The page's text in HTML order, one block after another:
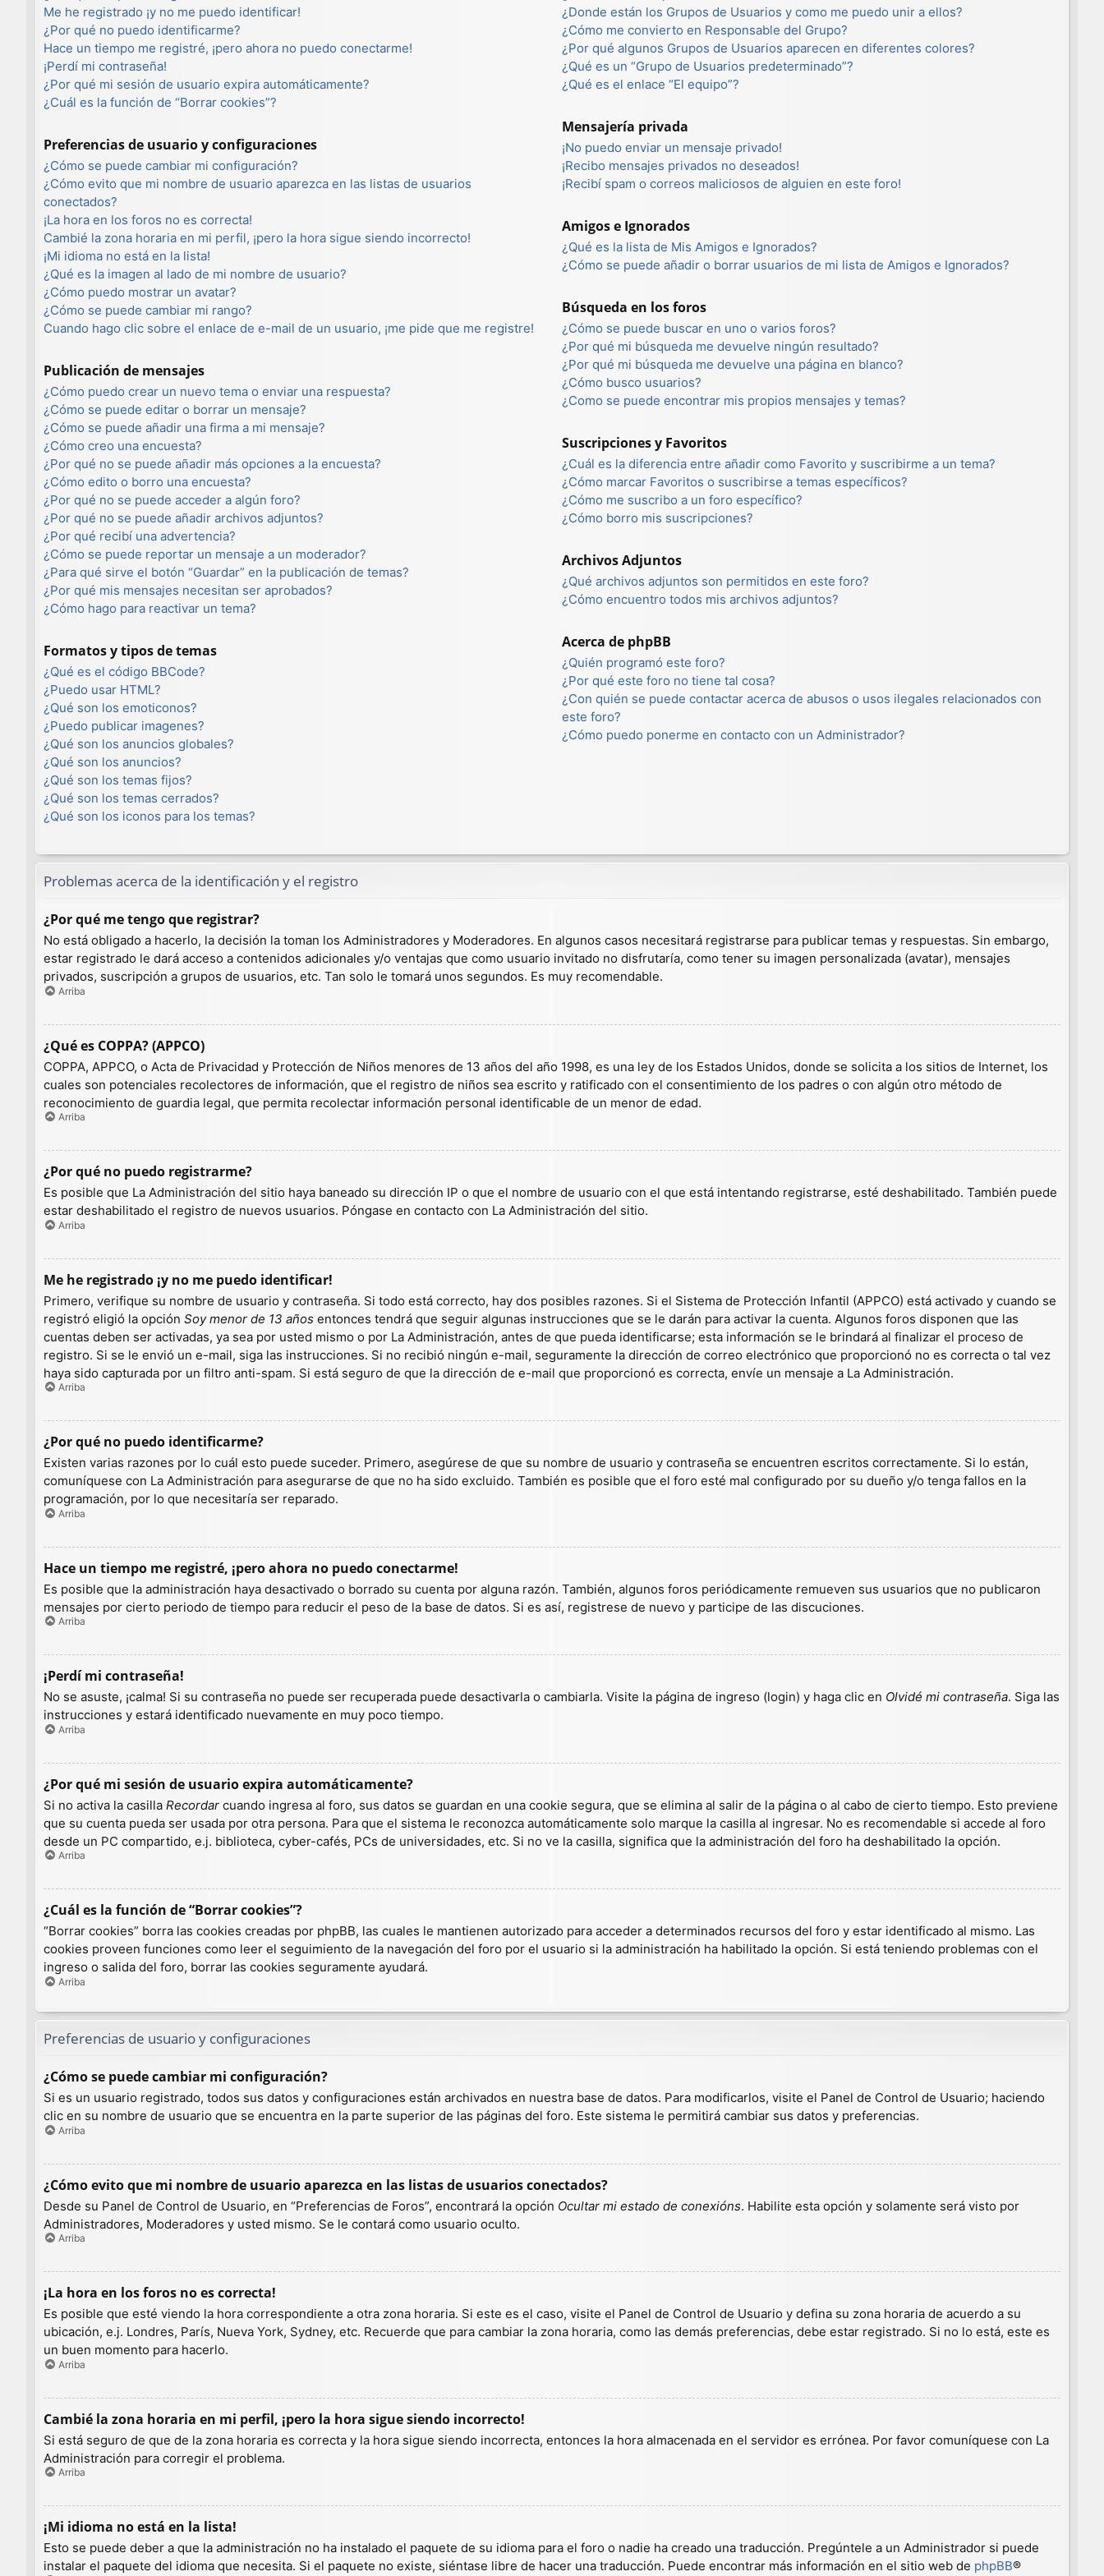
Me he registrado ¡y no me puedo identificar!
¿Por qué no puedo identificarme?
Hace un tiempo me registré, ¡pero ahora no puedo conectarme!
¡Perdí mi contraseña!
¿Por qué mi sesión de usuario expira automáticamente?
¿Cuál es la función de “Borrar cookies”?
Preferencias de usuario y configuraciones
¿Cómo se puede cambiar mi configuración?
¿Cómo evito que mi nombre de usuario aparezca en las listas de usuarios
conectados?
¡La hora en los foros no es correcta!
Cambié la zona horaria en mi perfil, ¡pero la hora sigue siendo incorrecto!
¡Mi idioma no está en la lista!
¿Qué es la imagen al lado de mi nombre de usuario?
¿Cómo puedo mostrar un avatar?
¿Cómo se puede cambiar mi rango?
Cuando hago clic sobre el enlace de e-mail de un usuario, ¡me pide que me registre!
Publicación de mensajes
¿Cómo puedo crear un nuevo tema o enviar una respuesta?
¿Cómo se puede editar o borrar un mensaje?
¿Cómo se puede añadir una firma a mi mensaje?
¿Cómo creo una encuesta?
¿Por qué no se puede añadir más opciones a la encuesta?
¿Cómo edito o borro una encuesta?
¿Por qué no se puede acceder a algún foro?
¿Por qué no se puede añadir archivos adjuntos?
¿Por qué recibí una advertencia?
¿Cómo se puede reportar un mensaje a un moderador?
¿Para qué sirve el botón “Guardar” en la publicación de temas?
¿Por qué mis mensajes necesitan ser aprobados?
¿Cómo hago para reactivar un tema?
Formatos y tipos de temas
¿Qué es el código BBCode?
¿Puedo usar HTML?
¿Qué son los emoticonos?
¿Puedo publicar imagenes?
¿Qué son los anuncios globales?
¿Qué son los anuncios?
¿Qué son los temas fijos?
¿Qué son los temas cerrados?
¿Qué son los iconos para los temas?
¿Donde están los Grupos de Usuarios y como me puedo unir a ellos?
¿Cómo me convierto en Responsable del Grupo?
¿Por qué algunos Grupos de Usuarios aparecen en diferentes colores?
¿Qué es un “Grupo de Usuarios predeterminado”?
¿Qué es el enlace “El equipo”?
Mensajería privada
¡No puedo enviar un mensaje privado!
¡Recibo mensajes privados no deseados!
¡Recibí spam o correos maliciosos de alguien en este foro!
Amigos e Ignorados
¿Qué es la lista de Mis Amigos e Ignorados?
¿Cómo se puede añadir o borrar usuarios de mi lista de Amigos e Ignorados?
Búsqueda en los foros
¿Cómo se puede buscar en uno o varios foros?
¿Por qué mi búsqueda me devuelve ningún resultado?
¿Por qué mi búsqueda me devuelve una página en blanco?
¿Cómo busco usuarios?
¿Como se puede encontrar mis propios mensajes y temas?
Suscripciones y Favoritos
¿Cuál es la diferencia entre añadir como Favorito y suscribirme a un tema?
¿Cómo marcar Favoritos o suscribirse a temas específicos?
¿Cómo me suscribo a un foro específico?
¿Cómo borro mis suscripciones?
Archivos Adjuntos
¿Qué archivos adjuntos son permitidos en este foro?
¿Cómo encuentro todos mis archivos adjuntos?
Acerca de phpBB
¿Quién programó este foro?
¿Por qué este foro no tiene tal cosa?
¿Con quién se puede contactar acerca de abusos o usos ilegales relacionados con
este foro?
¿Cómo puedo ponerme en contacto con un Administrador?
Problemas acerca de la identificación y el registro
¿Por qué me tengo que registrar?
No está obligado a hacerlo, la decisión la toman los Administradores y Moderadores. En algunos casos necesitará registrarse para publicar temas y respuestas. Sin embargo,
estar registrado le dará acceso a contenidos adicionales y/o ventajas que como usuario invitado no disfrutaría, como tener su imagen personalizada (avatar), mensajes
privados, suscripción a grupos de usuarios, etc. Tan solo le tomará unos segundos. Es muy recomendable.
Arriba
¿Qué es COPPA? (APPCO)
COPPA, APPCO, o Acta de Privacidad y Protección de Niños menores de 13 años del año 1998, es una ley de los Estados Unidos, donde se solicita a los sitios de Internet, los
cuales son potenciales recolectores de información, que el registro de niños sea escrito y ratificado con el consentimiento de los padres o con algún otro método de
reconocimiento de guardia legal, que permita recolectar información personal identificable de un menor de edad.
Arriba
¿Por qué no puedo registrarme?
Es posible que La Administración del sitio haya baneado su dirección IP o que el nombre de usuario con el que está intentando registrarse, esté deshabilitado. También puede
estar deshabilitado el registro de nuevos usuarios. Póngase en contacto con La Administración del sitio.
Arriba
Me he registrado ¡y no me puedo identificar!
Primero, verifique su nombre de usuario y contraseña. Si todo está correcto, hay dos posibles razones. Si el Sistema de Protección Infantil (APPCO) está activado y cuando se
registró eligió la opción Soy menor de 13 años entonces tendrá que seguir algunas instrucciones que se le darán para activar la cuenta. Algunos foros disponen que las
cuentas deben ser activadas, ya sea por usted mismo o por La Administración, antes de que pueda identificarse; esta información se le brindará al finalizar el proceso de
registro. Si se le envió un e-mail, siga las instrucciones. Si no recibió ningún e-mail, seguramente la dirección de correo electrónico que proporcionó no es correcta o tal vez
haya sido capturada por un filtro anti-spam. Si está seguro de que la dirección de e-mail que proporcionó es correcta, envíe un mensaje a La Administración.
Arriba
¿Por qué no puedo identificarme?
Existen varias razones por lo cuál esto puede suceder. Primero, asegúrese de que su nombre de usuario y contraseña se encuentren escritos correctamente. Si lo están,
comuníquese con La Administración para asegurarse de que no ha sido excluido. También es posible que el foro esté mal configurado por su dueño y/o tenga fallos en la
programación, por lo que necesitaría ser reparado.
Arriba
Hace un tiempo me registré, ¡pero ahora no puedo conectarme!
Es posible que la administración haya desactivado o borrado su cuenta por alguna razón. También, algunos foros periódicamente remueven sus usuarios que no publicaron
mensajes por cierto periodo de tiempo para reducir el peso de la base de datos. Si es así, registrese de nuevo y participe de las discuciones.
Arriba
¡Perdí mi contraseña!
No se asuste, ¡calma! Si su contraseña no puede ser recuperada puede desactivarla o cambiarla. Visite la página de ingreso (login) y haga clic en Olvidé mi contraseña. Siga las
instrucciones y estará identificado nuevamente en muy poco tiempo.
Arriba
¿Por qué mi sesión de usuario expira automáticamente?
Si no activa la casilla Recordar cuando ingresa al foro, sus datos se guardan en una cookie segura, que se elimina al salir de la página o al cabo de cierto tiempo. Esto previene
que su cuenta pueda ser usada por otra persona. Para que el sistema le reconozca automáticamente solo marque la casilla al ingresar. No es recomendable si accede al foro
desde un PC compartido, e.j. biblioteca, cyber-cafés, PCs de universidades, etc. Si no ve la casilla, significa que la administración del foro ha deshabilitado la opción.
Arriba
¿Cuál es la función de “Borrar cookies”?
“Borrar cookies” borra las cookies creadas por phpBB, las cuales le mantienen autorizado para acceder a determinados recursos del foro y estar identificado al mismo. Las
cookies proveen funciones como leer el seguimiento de la navegación del foro por el usuario si la administración ha habilitado la opción. Si está teniendo problemas con el
ingreso o salida del foro, borrar las cookies seguramente ayudará.
Arriba
Preferencias de usuario y configuraciones
¿Cómo se puede cambiar mi configuración?
Si es un usuario registrado, todos sus datos y configuraciones están archivados en nuestra base de datos. Para modificarlos, visite el Panel de Control de Usuario; haciendo
clic en su nombre de usuario que se encuentra en la parte superior de las páginas del foro. Este sistema le permitirá cambiar sus datos y preferencias.
Arriba
¿Cómo evito que mi nombre de usuario aparezca en las listas de usuarios conectados?
Desde su Panel de Control de Usuario, en “Preferencias de Foros”, encontrará la opción Ocultar mi estado de conexións. Habilite esta opción y solamente será visto por
Administradores, Moderadores y usted mismo. Se le contará como usuario oculto.
Arriba
¡La hora en los foros no es correcta!
Es posible que esté viendo la hora correspondiente a otra zona horaria. Si este es el caso, visite el Panel de Control de Usuario y defina su zona horaria de acuerdo a su
ubicación, e.j. Londres, París, Nueva York, Sydney, etc. Recuerde que para cambiar la zona horaria, como las demás preferencias, debe estar registrado. Si no lo está, este es
un buen momento para hacerlo.
Arriba
Cambié la zona horaria en mi perfil, ¡pero la hora sigue siendo incorrecto!
Si está seguro de que de la zona horaria es correcta y la hora sigue siendo incorrecta, entonces la hora almacenada en el servidor es errónea. Por favor comuníquese con La
Administración para corregir el problema.
Arriba
¡Mi idioma no está en la lista!
Esto se puede deber a que la administración no ha instalado el paquete de su idioma para el foro o nadie ha creado una traducción. Pregúntele a un Administrador si puede
instalar el paquete del idioma que necesita. Si el paquete no existe, siéntase libre de hacer una traducción. Puede encontrar más información en el sitio web de phpBB®